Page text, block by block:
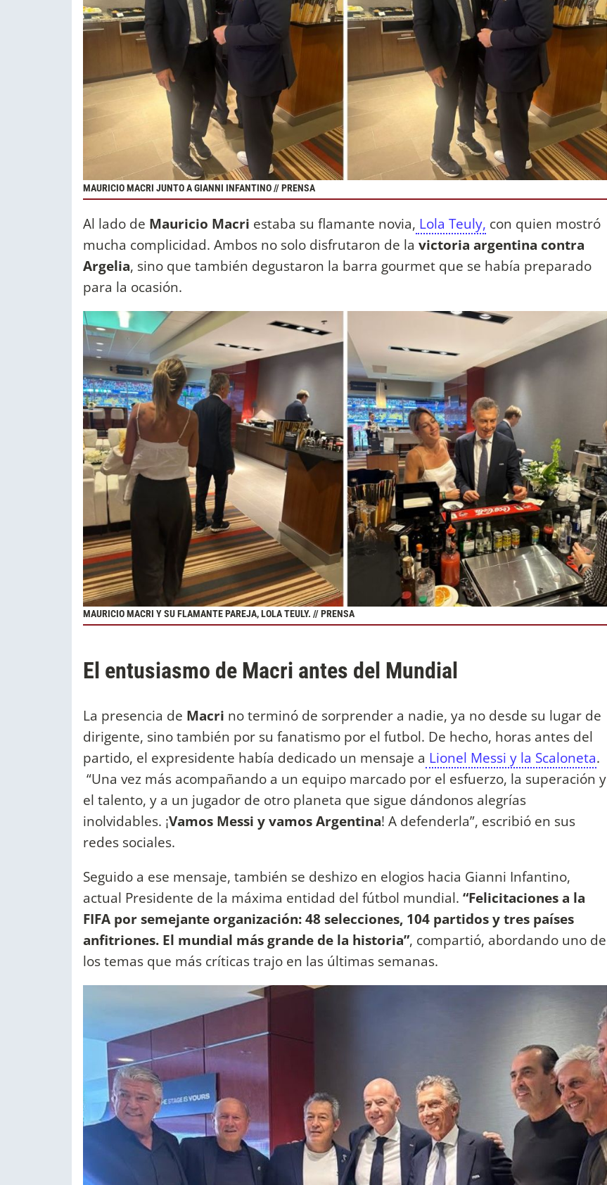
MAURICIO MACRI JUNTO A GIANNI INFANTINO // PRENSA
Al lado de Mauricio Macri estaba su flamante novia, Lola Teuly, con quien mostró
mucha complicidad. Ambos no solo disfrutaron de la victoria argentina contra
Argelia, sino que también degustaron la barra gourmet que se había preparado
para la ocasión.
MAURICIO MACRI Y SU FLAMANTE PAREJA, LOLA TEULY. // PRENSA
El entusiasmo de Macri antes del Mundial
La presencia de Macri no terminó de sorprender a nadie, ya no desde su lugar de
dirigente, sino también por su fanatismo por el futbol. De hecho, horas antes del
partido, el expresidente había dedicado un mensaje a Lionel Messi y la Scaloneta.
“Una vez más acompañando a un equipo marcado por el esfuerzo, la superación y
el talento, y a un jugador de otro planeta que sigue dándonos alegrías
inolvidables. ¡Vamos Messi y vamos Argentina! A defenderla”, escribió en sus
redes sociales.
Seguido a ese mensaje, también se deshizo en elogios hacia Gianni Infantino,
actual Presidente de la máxima entidad del fútbol mundial. “Felicitaciones a la
FIFA por semejante organización: 48 selecciones, 104 partidos y tres países
anfitriones. El mundial más grande de la historia”, compartió, abordando uno de
los temas que más críticas trajo en las últimas semanas.